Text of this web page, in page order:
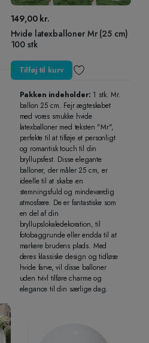
149,00 kr.
Hvide latexballoner Mr (25 cm)
100 stk
Tilføj til kurv
Pakken indeholder: 1 stk. Mr.
ballon 25 cm. Fejr ægteskabet
med vores smukke hvide
latexballoner med teksten "Mr",
perfekte til at tilføje et personligt
og romantisk touch til din
bryllupsfest. Disse elegante
balloner, der måler 25 cm, er
ideelle til at skabe en
stemningsfuld og mindeværdig
atmosfære. De er fantastiske som
en del af din
bryllupslokaledekoration, til
fotobaggrunde eller endda til at
markere brudens plads. Med
deres klassiske design og tidløse
hvide farve, vil disse balloner
uden tvivl tilføre charme og
elegance til din særlige dag.